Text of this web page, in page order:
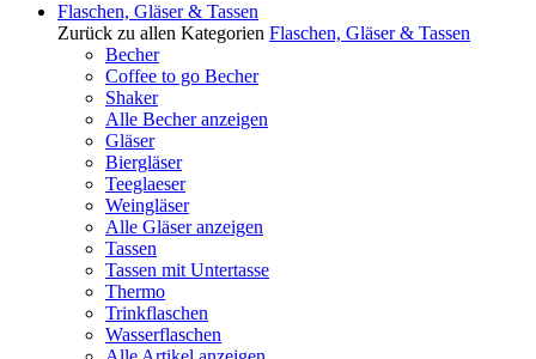
Flaschen, Gläser & Tassen
Zurück zu allen Kategorien Flaschen, Gläser & Tassen
Becher
Coffee to go Becher
Shaker
Alle Becher anzeigen
Gläser
Biergläser
Teeglaeser
Weingläser
Alle Gläser anzeigen
Tassen
Tassen mit Untertasse
Thermo
Trinkflaschen
Wasserflaschen